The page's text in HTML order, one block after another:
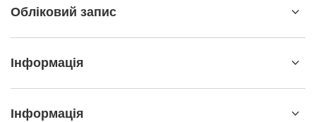
Обліковий запис
Інформація
Інформація